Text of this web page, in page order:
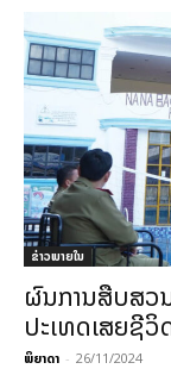
ຂ່າວພາຍ​ໃນ
ຜົນການສືບສວ
ປະເທດເສຍຊີວິ
ພິຍາດາ - 26/11/2024